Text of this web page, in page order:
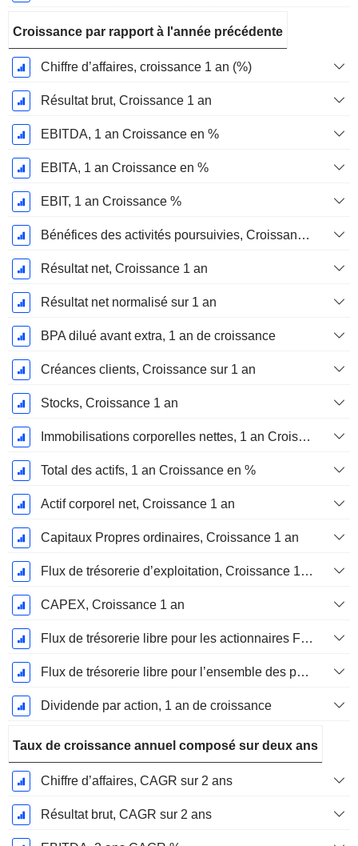
Croissance par rapport à l'année précédente
Chiffre d’affaires, croissance 1 an (%)
Résultat brut, Croissance 1 an
EBITDA, 1 an Croissance en %
EBITA, 1 an Croissance en %
EBIT, 1 an Croissance %
Bénéfices des activités poursuivies, Croissance 1 an
Résultat net, Croissance 1 an
Résultat net normalisé sur 1 an
BPA dilué avant extra, 1 an de croissance
Créances clients, Croissance sur 1 an
Stocks, Croissance 1 an
Immobilisations corporelles nettes, 1 an Croissance
Total des actifs, 1 an Croissance en %
Actif corporel net, Croissance 1 an
Capitaux Propres ordinaires, Croissance 1 an
Flux de trésorerie d’exploitation, Croissance 1 an
CAPEX, Croissance 1 an
Flux de trésorerie libre pour les actionnaires FCFE, Croissance 1 an
Flux de trésorerie libre pour l’ensemble des pourvoyeurs de fonds (créanciers et actionnaires) FCFF, Croissance 1 an
Dividende par action, 1 an de croissance
Taux de croissance annuel composé sur deux ans
Chiffre d’affaires, CAGR sur 2 ans
Résultat brut, CAGR sur 2 ans